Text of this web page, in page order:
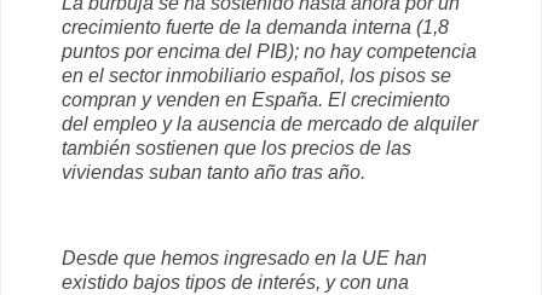
crecimiento fuerte de la demanda interna (1,8
puntos por encima del PIB); no hay competencia
en el sector inmobiliario español, los pisos se
compran y venden en España. El crecimiento
del empleo y la ausencia de mercado de alquiler
también sostienen que los precios de las
viviendas suban tanto año tras año.
Desde que hemos ingresado en la UE han
existido bajos tipos de interés, y con una